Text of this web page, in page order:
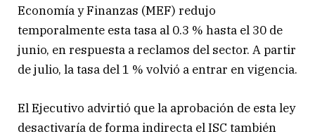
Economía y Finanzas (MEF) redujo
temporalmente esta tasa al 0.3 % hasta el 30 de
junio, en respuesta a reclamos del sector. A partir
de julio, la tasa del 1 % volvió a entrar en vigencia.
El Ejecutivo advirtió que la aprobación de esta ley
desactivaría de forma indirecta el ISC también